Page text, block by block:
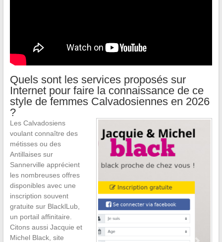
Quels sont les services proposés sur
Internet pour faire la connaissance de ce
style de femmes Calvadosiennes en 2026
?
Les Calvadosiens
voulant connaître des
métisses ou des
Antillaises sur
Sannerville apprécient
les nombreuses offres
disponibles avec une
inscription souvent
gratuite sur BlacklLub,
un portail affinitaire.
Citons aussi Jacquie et
Michel Black, site